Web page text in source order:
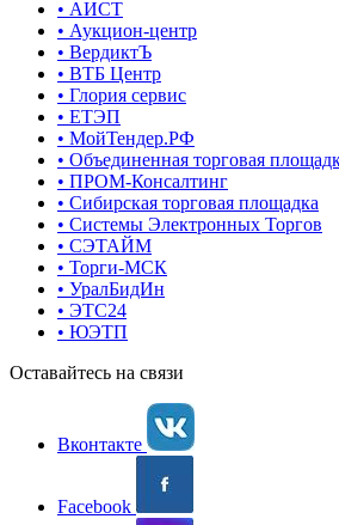
• АИСТ
• Аукцион-центр
• ВердиктЪ
• ВТБ Центр
• Глория сервис
• ЕТЭП
• МойТендер.РФ
• Объединенная торговая
• ПРОМ-Консалтинг
• Сибирская торговая площадка
• Системы Электронных Торгов
• СЭТАЙМ
• Торги-МСК
• УралБидИн
• ЭТС24
• ЮЭТП
Оставайтесь на связи
Вконтакте
Facebook